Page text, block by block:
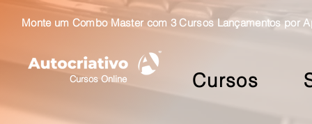
Monte um Combo Master com 3 Cursos Lançamentos por
Cursos Online Cursos